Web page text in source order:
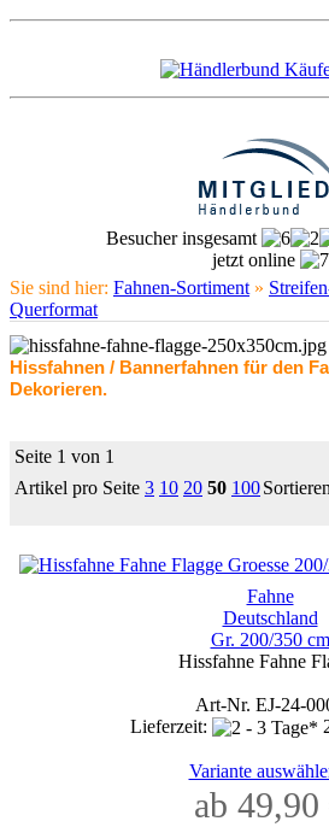
Besucher insgesamt
jetzt online
Sie sind hier: Fahnen-Sortiment »
Querformat
Hissfahnen / Bannerfahnen für den
Dekorieren.
Seite 1 von 1
Artikel pro Seite 3 10 20 50 100
Fahne
Deutschland
Gr. 200/350 cm
Hissfahne Fahne
Art-Nr. EJ-24-
Lieferzeit:
Variante
ab 49,90